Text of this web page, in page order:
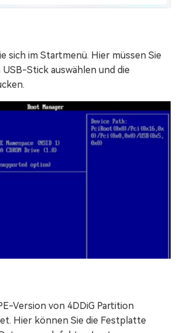
sich im Startmenü. Hier müssen Sie
Stick auswählen und die
Version von 4DDiG Partition
Hier können Sie die Festplatte